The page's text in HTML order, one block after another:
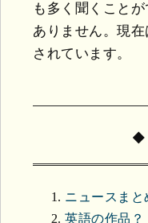
も多く聞くこと
ありません。現
されています。
ニュースまと
英語の作品？